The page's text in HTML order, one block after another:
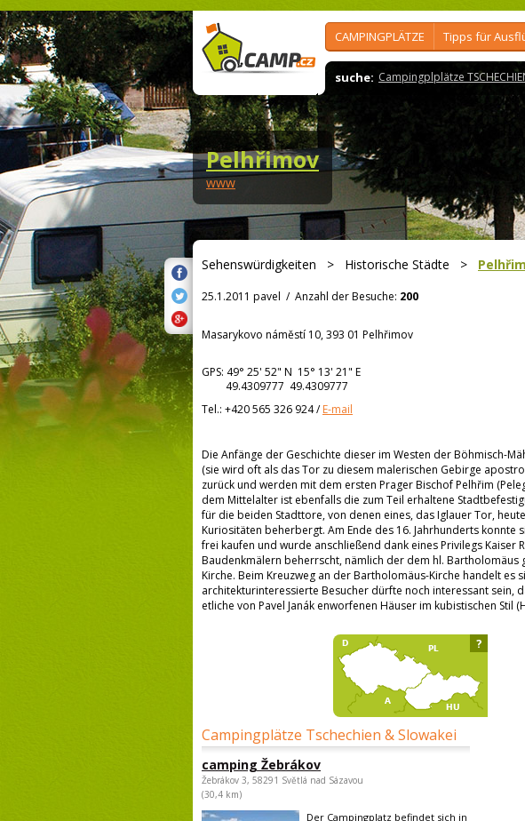
CAMPINGPLÄTZE Tipps für
suche: Campingplplätze
Pelhřimov
www
Sehenswürdigkeiten > Historische Städte >
25.1.2011 pavel / Anzahl der Besuche: 200
Masarykovo náměstí 10, 393 01 Pelhřimov
GPS: 49° 25' 52" N 15° 13' 21" E
49.4309777 49.4309777
Tel.: +420 565 326 924/E-mail
Die Anfänge der Geschichte dieser im Westen der Böhmisch-
(sie wird oft als das Tor zu diesem malerischen Gebirge
zurück und werden mit dem ersten Prager Bischof Pelhřim
dem Mittelalter ist ebenfalls die zum Teil erhaltene
für die beiden Stadttore, von denen eines, das Iglauer Tor,
Kuriositäten beherbergt. Am Ende des 16. Jahrhunderts konnte
frei kaufen und wurde anschließend dank eines Privilegs
Baudenkmälern beherrscht, nämlich der dem hl. Bartholomäus
Kirche. Beim Kreuzweg an der Bartholomäus-Kirche handelt es
architekturinteressierte Besucher dürfte noch interessant sein,
etliche von Pavel Janák enworfenen Häuser im kubistischen Stil
Campingplätze Tschechien & Slowakei
camping Žebrákov
Žebrákov 3, 58291 Světlá nad Sázavou
(30,4 km)
Der Campingplatz befindet sich in
?